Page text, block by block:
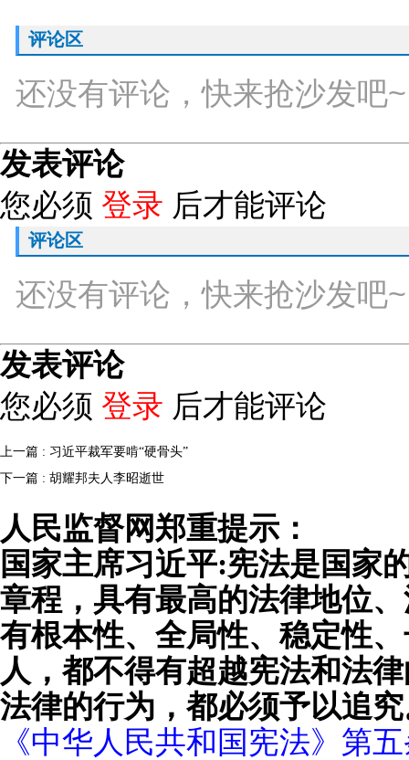
评论区
还没有评论，快来抢沙发吧~
发表评论
您必须 登录 后才能评论
评论区
还没有评论，快来抢沙发吧~
发表评论
您必须 登录 后才能评论
上一篇 : 习近平裁军要啃“硬骨头”
下一篇 : 胡耀邦夫人李昭逝世
人民监督网郑重提示：
国家主席习近平:宪法是国家
章程，具有最高的法律地位
有根本性、全局性、稳定性
人，都不得有超越宪法和法
法律的行为，都必须予以追
《中华人民共和国宪法》第